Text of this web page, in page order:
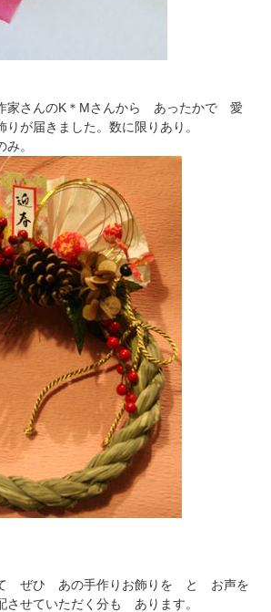
さんのK＊Mさんから あったかで 愛
りが届きました。数に限りあり。
。
て ぜひ あの手作りお飾りを と お声を
せていただく分も あります。